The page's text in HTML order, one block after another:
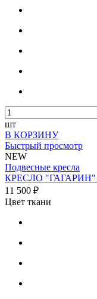
шт
В КОРЗИНУ
Быстрый просмотр
NEW
Подвесные кресла
КРЕСЛО "ГАГАРИН"
11 500 ₽
Цвет ткани